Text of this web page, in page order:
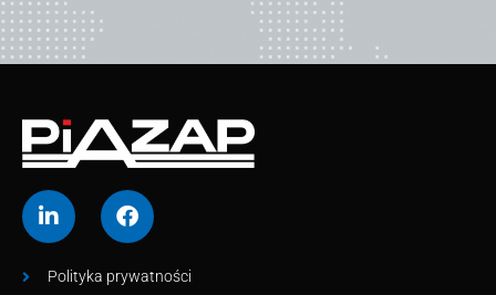
Polityka prywatności